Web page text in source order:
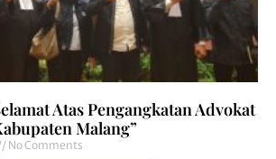
Atas Pengangkatan Advokat
Malang”
No Comments